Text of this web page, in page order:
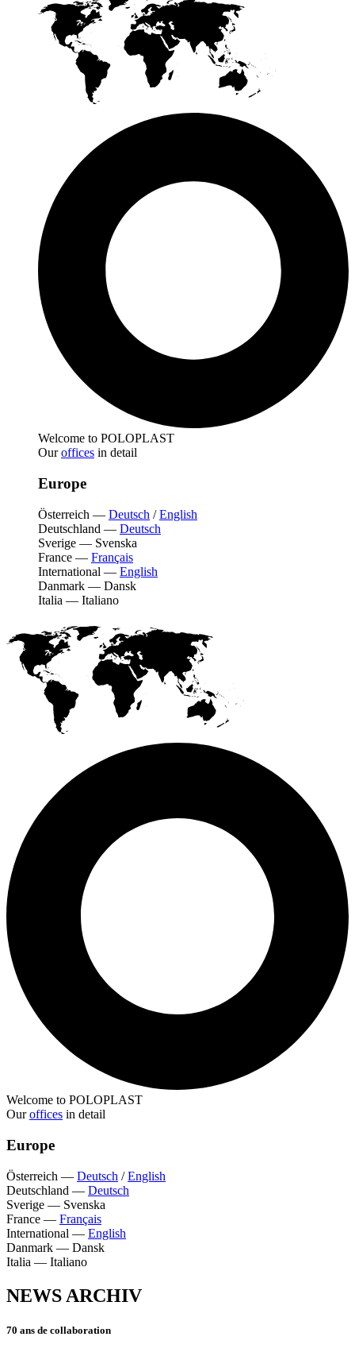
Welcome to POLOPLAST
Ouroffices in detail
Europe
Österreich — Deutsch /English
Deutschland — Deutsch
Sverige — Svenska
France — Français
International — English
Danmark — Dansk
Italia — Italiano
Welcome to POLOPLAST
Ouroffices in detail
Europe
Österreich — Deutsch /English
Deutschland — Deutsch
Sverige — Svenska
France — Français
International — English
Danmark — Dansk
Italia — Italiano
NEWS ARCHIV
70 ans de collaboration